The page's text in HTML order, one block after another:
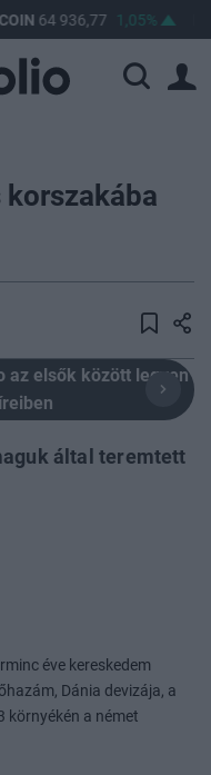
64 936,77 1,05% BUX
az elsők között legyen
által teremtett
éve kereskedem
Dánia devizája, a
környékén a német